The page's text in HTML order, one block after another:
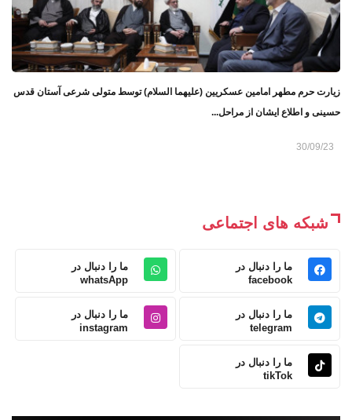
زیارت حرم مطهر امامین عسکریین (علیهما السلام) توسط متولی شرعی آستان قدس
حسینی و اطلاع ایشان از مراحل...
30/09/23
شبکه های اجتماعی
ما را دنبال در
facebook
ما را دنبال در
whatsApp
ما را دنبال در
telegram
ما را دنبال در
instagram
ما را دنبال در
tikTok